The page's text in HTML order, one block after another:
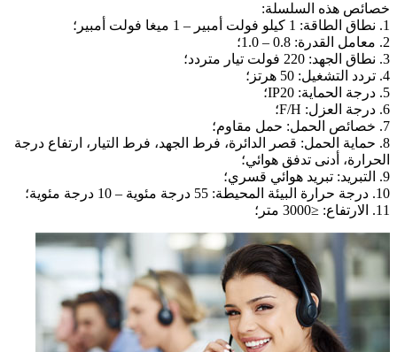
خصائص هذه السلسلة:
1. نطاق الطاقة: 1 كيلو فولت أمبير – 1 ميغا فولت أمبير؛
2. معامل القدرة: 0.8 – 1.0؛
3. نطاق الجهد: 220 فولت تيار متردد؛
4. تردد التشغيل: 50 هرتز؛
5. درجة الحماية: IP20؛
6. درجة العزل: F/H؛
7. خصائص الحمل: حمل مقاوم؛
8. حماية الحمل: قصر الدائرة، فرط الجهد، فرط التيار، ارتفاع درجة
الحرارة، أدنى تدفق هوائي؛
9. التبريد: تبريد هوائي قسري؛
10. درجة حرارة البيئة المحيطة: 55 درجة مئوية – 10 درجة مئوية؛
11. الارتفاع: ≤3000 متر؛